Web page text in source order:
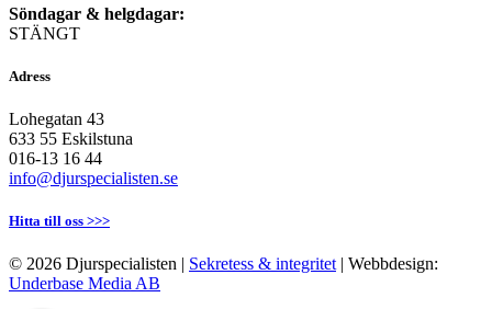
Söndagar & helgdagar:
STÄNGT
Adress
Lohegatan 43
633 55 Eskilstuna
016-13 16 44
info@djurspecialisten.se
Hitta till oss >>>
© 2026 Djurspecialisten | Sekretess & integritet | Webbdesign:
Underbase Media AB